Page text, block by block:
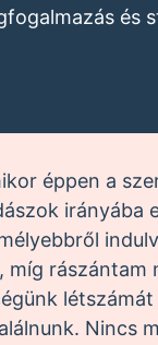
és
éppen a
Nincs